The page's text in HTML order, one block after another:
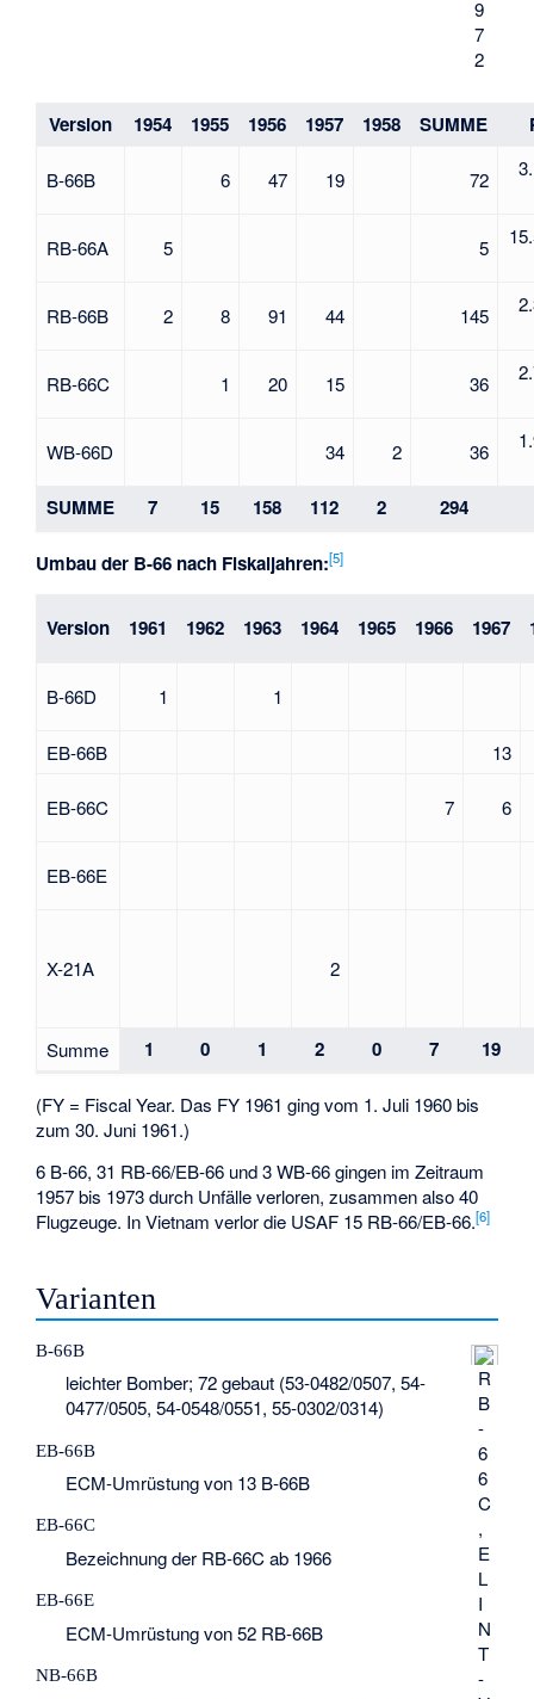
9
7
2
Version 1954 1955 1956 1957 1958 SUMME
B-66B 6 47 19 72
RB-66A 5 5
RB-66B 2 8 91 44 145
RB-66C 1 20 15 36
WB-66D 34 2 36
SUMME 7 15 158 112 2 294
Umbau der B-66 nach Fiskaljahren:[5]
Version 1961 1962 1963 1964 1965 1966 1967
B-66D 1 1
EB-66B 13
EB-66C 7 6
EB-66E
X-21A 2
Summe 1 0 1 2 0 7 19
(FY = Fiscal Year. Das FY 1961 ging vom 1. Juli 1960 bis
zum 30. Juni 1961.)
6 B-66, 31 RB-66/EB-66 und 3 WB-66 gingen im Zeitraum
1957 bis 1973 durch Unfälle verloren, zusammen also 40
Flugzeuge. In Vietnam verlor die USAF 15 RB-66/EB-66.[6]
Varianten
R
B
-
6
6
C
,
E
L
I
N
T
-
B-66B
leichter Bomber; 72 gebaut (53-0482/0507, 54-
0477/0505, 54-0548/0551, 55-0302/0314)
EB-66B
ECM-Umrüstung von 13 B-66B
EB-66C
Bezeichnung der RB-66C ab 1966
EB-66E
ECM-Umrüstung von 52 RB-66B
NB-66B